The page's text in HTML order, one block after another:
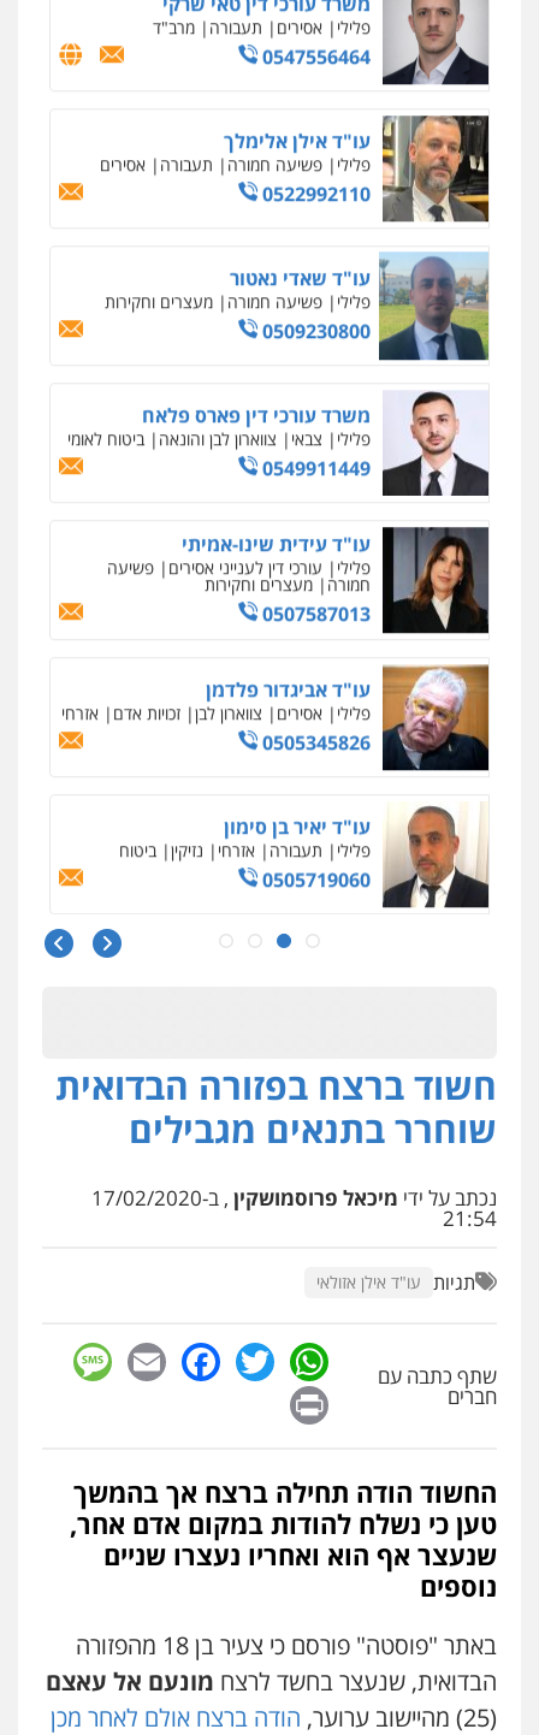
פלילי אסירים תעבורה מרב"ד
0547556464
פלילי פשיעה חמורה
0522992110
פלילי פשיעה חמורה
0509230800
פלילי צבאי צווארון לבן והונאה ביטוח לאומי
0549911449
פלילי עורכי דין לענייני אסירים
חמורה מעצרים וחקירות
0507587013
פלילי אסירים צווארון לבן
0505345826
פלילי תעבורה אזרחי
0505719060
עו"ד נס בן נתן
עו"ד משה פלמור
פלילי כלכלי צווארון לבן עורכי דין לענייני
אסירים
0549732303
0547780927
עו"ד אסף גונן
פשע חמור תעבורה צבא מעצרים
וחקירות
0542255161
גל דהן – משרד עורך דין פלילי
פלילי
וחקירות
0544723840
פלילי עורכי דין לענייני אסירים מעצרים
0548009246
חשוד ברצח בפזורה הבדואית
שוחרר בתנאים מגבילים
נכתב על ידי מיכאל פרוסמושקין , ב-17/02/2020
21:54
תגיות עו"ד אילן אזולאי
שתף כתבה עם
חברים
WhatsApp
Twitter
Facebook
Email
החשוד הודה תחילה ברצח אך בהמשך
טען כי נשלח להודות במקום אדם אחר,
שנעצר אף הוא ואחריו נעצרו שניים
נוספים
באתר "פוסטה" פורסם כי צעיר בן 18 מהפזורה
הבדואית, שנעצר בחשד לרצח מונעם אל עאצם
(25) מהיישוב ערוער,
הודה ברצח אולם לאחר מכן
פלילי פשיעה חמורה צווארון לבן פשיעה
כלכלית עורכי דין לענייני אסירים נוער
0542442982
פלילי פשיעה חמורה חקירות ומעצרים
נוער עורכי דין לענייני אסירים תעבורה
0549475678